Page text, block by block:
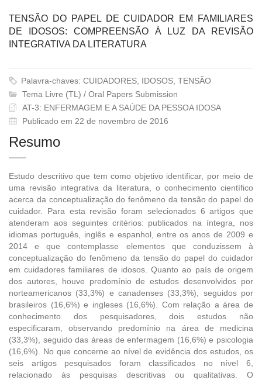
TENSÃO DO PAPEL DE CUIDADOR EM FAMILIARES
DE IDOSOS: COMPREENSÃO À LUZ DA REVISÃO
INTEGRATIVA DA LITERATURA
Palavra-chaves: CUIDADORES, IDOSOS, TENSÃO
Tema Livre (TL) / Oral Papers Submission
AT-3: ENFERMAGEM E A SAÚDE DA PESSOA IDOSA
Publicado em 22 de novembro de 2016
Resumo
Estudo descritivo que tem como objetivo identificar, por meio de
uma revisão integrativa da literatura, o conhecimento científico
acerca da conceptualização do fenômeno da tensão do papel do
cuidador. Para esta revisão foram selecionados 6 artigos que
atenderam aos seguintes critérios: publicados na íntegra, nos
idiomas português, inglês e espanhol, entre os anos de 2009 e
2014 e que contemplasse elementos que conduzissem à
conceptualização do fenômeno da tensão do papel do cuidador
em cuidadores familiares de idosos. Quanto ao país de origem
dos autores, houve predomínio de estudos desenvolvidos por
norteamericanos (33,3%) e canadenses (33,3%), seguidos por
brasileiros (16,6%) e ingleses (16,6%). Com relação a área de
conhecimento dos pesquisadores, dois estudos não
especificaram, observando predomínio na área de medicina
(33,3%), seguido das áreas de enfermagem (16,6%) e psicologia
(16,6%). No que concerne ao nível de evidência dos estudos, os
seis artigos pesquisados foram classificados no nível 6,
relacionado às pesquisas descritivas ou qualitativas. O